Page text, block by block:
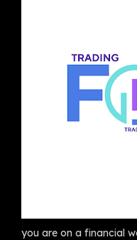
you are on a financial